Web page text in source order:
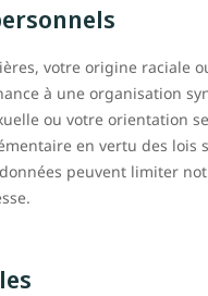
votre origine raciale
à une organisation
ou votre orientation
en vertu des lois
peuvent limiter